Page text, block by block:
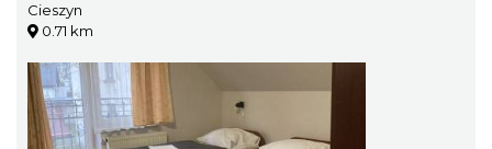
Cieszyn
0.71 km